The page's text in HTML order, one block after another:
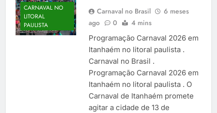
CARNAVAL NO
LITORAL
PAULISTA
Carnaval no Brasil
6 meses
ago
0 4 mins
Programação Carnaval 2026 em
Itanhaém no litoral paulista .
Carnaval no Brasil .
Programação Carnaval 2026 em
Itanhaém no litoral paulista . O
Carnaval de Itanhaém promete
agitar a cidade de 13 de